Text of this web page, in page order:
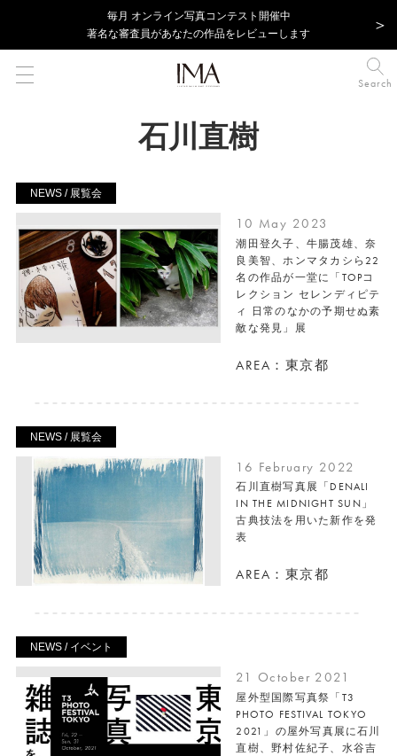
毎⽉ オンライン写真コンテスト開催中
著名な審査員があなたの作品をレビューします
Search
石川直樹
NEWS / 展覧会
10 May 2023
潮田登久子、牛腸茂雄、奈
良美智、ホンマタカシら22
名の作品が一堂に「TOPコ
レクション セレンディピテ
ィ 日常のなかの予期せぬ素
敵な発見」展
AREA：東京都
NEWS / 展覧会
16 February 2022
石川直樹写真展「DENALI
IN THE MIDNIGHT SUN」
古典技法を用いた新作を発
表
AREA：東京都
NEWS / イベント
21 October 2021
屋外型国際写真祭「T3
PHOTO FESTIVAL TOKYO
2021」の屋外写真展に石川
直樹、野村佐紀子、水谷吉